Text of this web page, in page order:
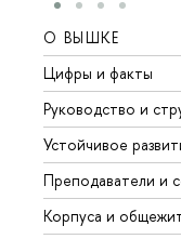
О ВЫШКЕ
Цифры и факты
Руководство и
Устойчивое
Преподаватели и
Корпуса и